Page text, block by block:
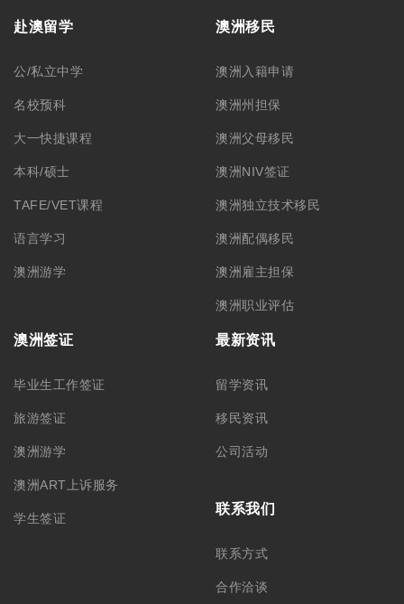
赴澳留学
公/私立中学
名校预科
大一快捷课程
本科/硕士
TAFE/VET课程
语言学习
澳洲游学
澳洲移民
澳洲入籍申请
澳洲州担保
澳洲父母移民
澳洲NIV签证
澳洲独立技术移民
澳洲配偶移民
澳洲雇主担保
澳洲职业评估
澳洲签证
毕业生工作签证
旅游签证
澳洲游学
澳洲ART上诉服务
学生签证
最新资讯
留学资讯
移民资讯
公司活动
联系我们
联系方式
合作洽谈